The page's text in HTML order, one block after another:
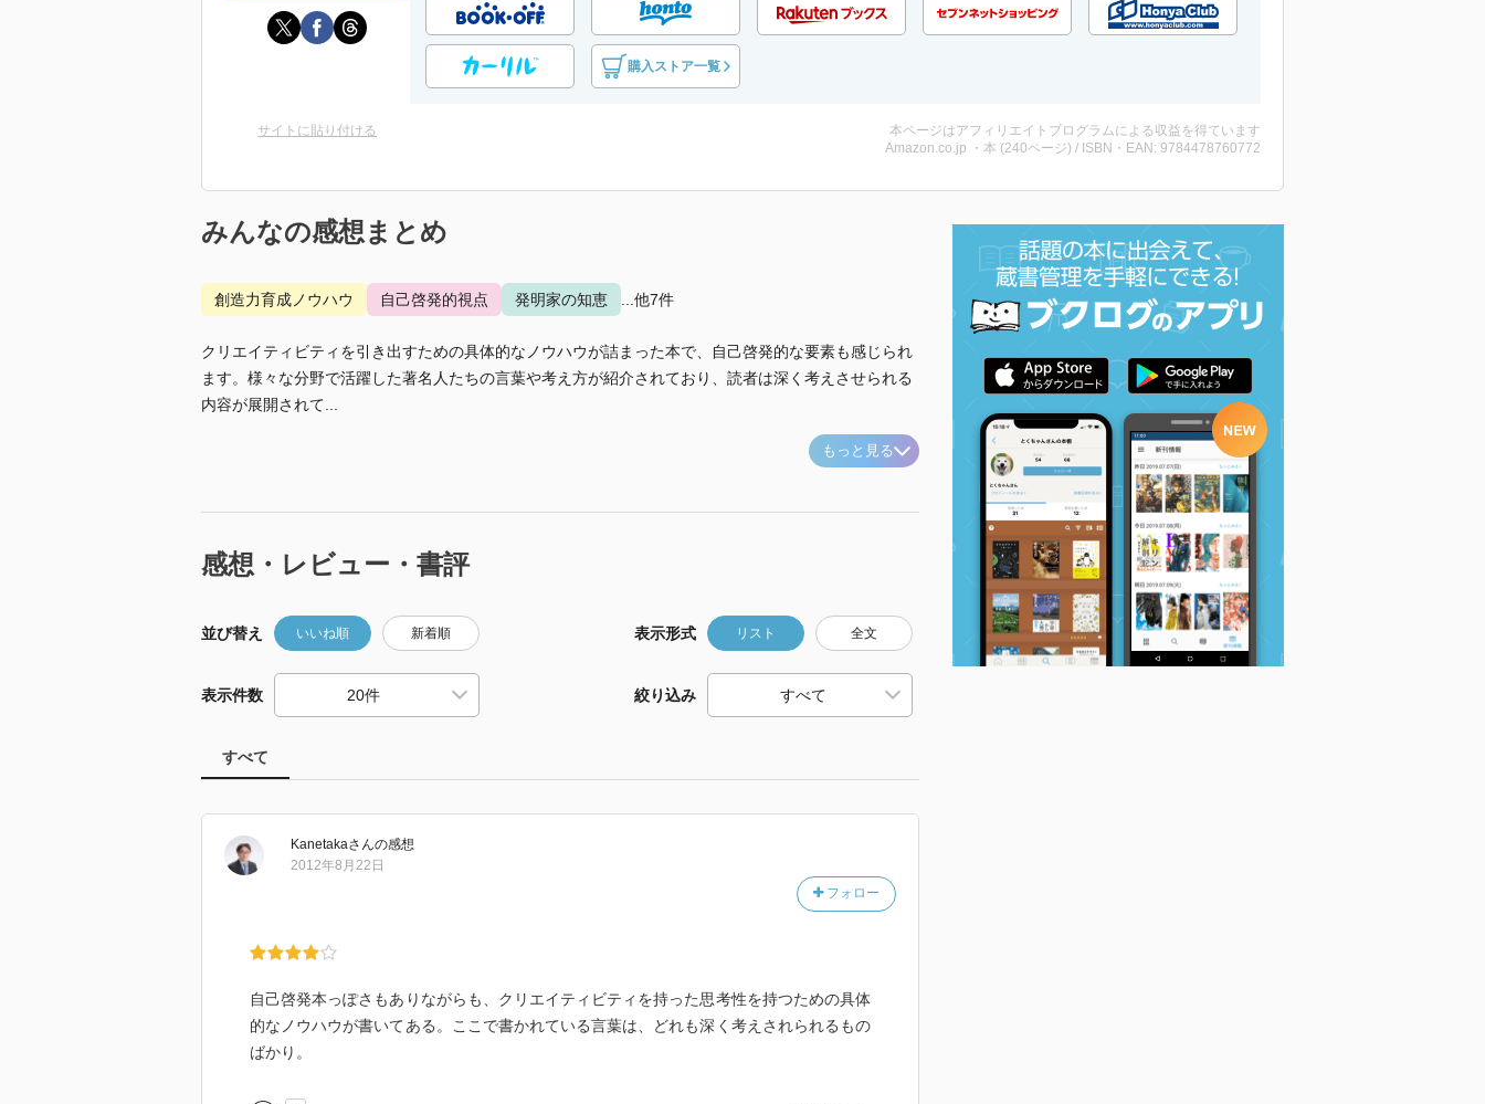
購入ストア一覧
サイトに貼り付ける
本ページはアフィリエイトプログラムによる収益を得ています
Amazon.co.jp ・本 (240ページ) / ISBN・EAN: 9784478760772
みんなの感想まとめ
創造力育成ノウハウ 自己啓発的視点 発明家の知恵 ...他7件
クリエイティビティを引き出すための具体的なノウハウが詰まった本で、自己啓発的な要素も感じられ
ます。様々な分野で活躍した著名人たちの言葉や考え方が紹介されており、読者は深く考えさせられる
内容が展開されて...
もっと見る
感想・レビュー・書評
並び替え いいね順 新着順 表示形式 リスト 全文
表示件数 絞り込み
すべて
Kanetakaさんの感想
フォロー
2012年8月22日
自己啓発本っぽさもありながらも、クリエイティビティを持った思考性を持つための具体
的なノウハウが書いてある。ここで書かれている言葉は、どれも深く考えされられるもの
ばかり。